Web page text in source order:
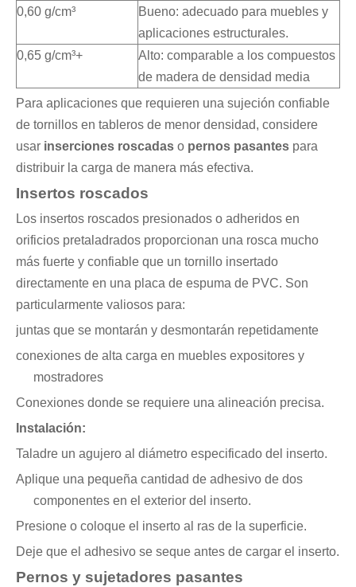
0,60 g/cm³
Bueno: adecuado para muebles y
aplicaciones estructurales.
0,65 g/cm³+
Alto: comparable a los compuestos
de madera de densidad media
Para aplicaciones que requieren una sujeción confiable
de tornillos en tableros de menor densidad, considere
usar inserciones roscadas o pernos pasantes para
distribuir la carga de manera más efectiva.
Insertos roscados
Los insertos roscados presionados o adheridos en
orificios pretaladrados proporcionan una rosca mucho
más fuerte y confiable que un tornillo insertado
directamente en una placa de espuma de PVC. Son
particularmente valiosos para:
juntas que se montarán y desmontarán repetidamente
conexiones de alta carga en muebles expositores y
mostradores
Conexiones donde se requiere una alineación precisa.
Instalación:
Taladre un agujero al diámetro especificado del inserto.
Aplique una pequeña cantidad de adhesivo de dos
componentes en el exterior del inserto.
Presione o coloque el inserto al ras de la superficie.
Deje que el adhesivo se seque antes de cargar el inserto.
Pernos y sujetadores pasantes